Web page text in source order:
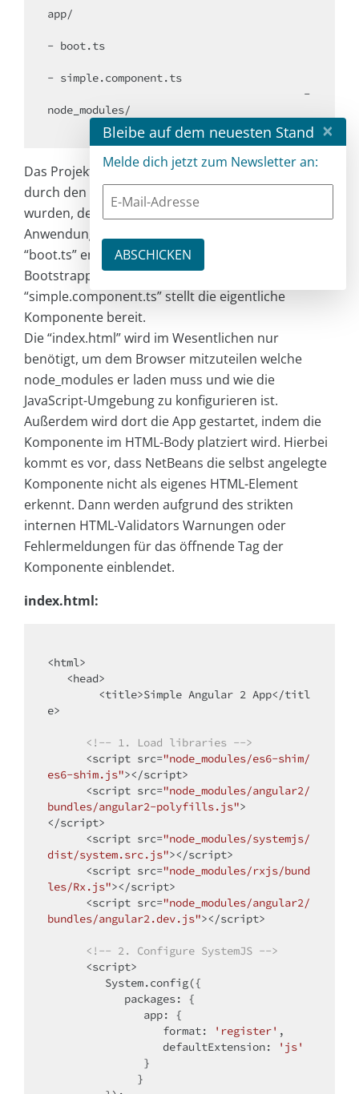
app/
- boot.ts
- simple.component.ts
node_modules/
Das Projekt enthält neben den node_modules, die
durch den Aufruf von “npm install” erzeugt
wurden, den app-Ordner, in dem die
Anwendungslogik vorhanden ist. Die Datei
“boot.ts” enthält die Anweisungen zum
Bootstrappen der Anwendung und die Datei
“simple.component.ts” stellt die eigentliche
Komponente bereit.
Die “index.html” wird im Wesentlichen nur
benötigt, um dem Browser mitzuteilen welche
node_modules er laden muss und wie die
JavaScript-Umgebung zu konfigurieren ist.
Außerdem wird dort die App gestartet, indem die
Komponente im HTML-Body platziert wird. Hierbei
kommt es vor, dass NetBeans die selbst angelegte
Komponente nicht als eigenes HTML-Element
erkennt. Dann werden aufgrund des strikten
internen HTML-Validators Warnungen oder
Fehlermeldungen für das öffnende Tag der
Komponente einblendet.
index.html:
<html>
<head>
<title>Simple Angular 2 App</titl
e>
<!-- 1. Load libraries -->
<script src="node_modules/es6-shim/
es6-shim.js"></script>
<script src="node_modules/angular2/
bundles/angular2-polyfills.js">
</script>
<script src="node_modules/systemjs/
dist/system.src.js"></script>
<script src="node_modules/rxjs/bund
les/Rx.js"></script>
<script src="node_modules/angular2/
bundles/angular2.dev.js"></script>
<!-- 2. Configure SystemJS -->
<script>
packages: {
app: {
format: 'register' ,
defaultExtension:
'js'
Bleibe auf dem neuesten Stand ×
Melde dich jetzt zum Newsletter an: